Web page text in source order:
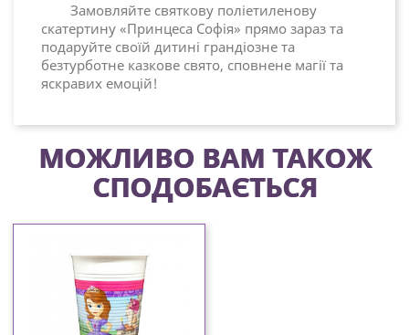
Замовляйте святкову поліетиленову
скатертину «Принцеса Софія» прямо зараз та
подаруйте своїй дитині грандіозне та
безтурботне казкове свято, сповнене магії та
яскравих емоцій!
МОЖЛИВО ВАМ ТАКОЖ
СПОДОБАЄТЬСЯ